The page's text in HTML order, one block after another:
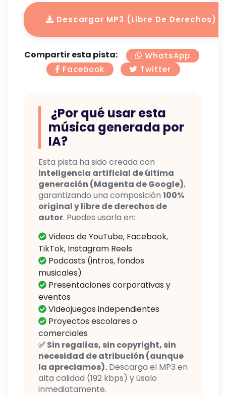
Descargar MP3 (Libre De Derechos)
Compartir esta pista:
WhatsApp
Facebook
Twitter
¿Por qué usar esta
música generada por
IA?
Esta pista ha sido creada con
inteligencia artificial de última
generación (Magenta de Google),
garantizando una composición 100%
original y libre de derechos de
autor. Puedes usarla en:
Videos de YouTube, Facebook,
TikTok, Instagram Reels
Podcasts (intros, fondos
musicales)
Presentaciones corporativas y
eventos
Videojuegos independientes
Proyectos escolares o
comerciales
✅ Sin regalías, sin copyright, sin
necesidad de atribución (aunque
la apreciamos).Descarga el MP3 en
alta calidad (192 kbps) y úsalo
inmediatamente.